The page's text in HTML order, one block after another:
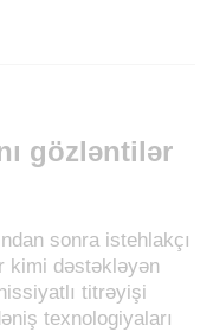
gözləntilər
sonra istehlakçı
kimi dəstəkləyən
titrəyişi
texnologiyaları